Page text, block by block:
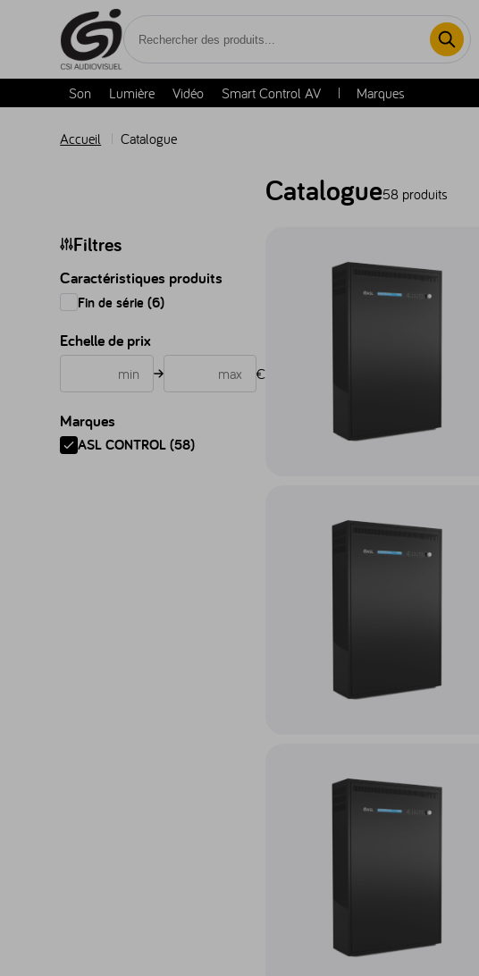
Accèder au contenu
Son Lumière Vidéo Smart Control AV Marques
Accueil Catalogue
Filtres
Caractéristiques produits
Fin de série (6)
Echelle de prix
€
Marques
ASL CONTROL (58)
Catalogue58 produits